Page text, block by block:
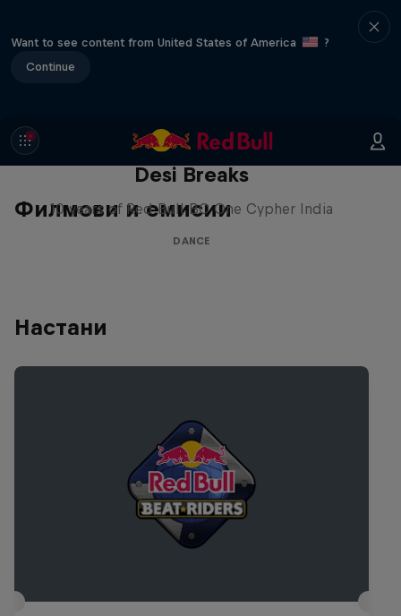
Want to see content from United States of America
?
Continue
Филмови и емисии
Desi Breaks
10 years of Red Bull BC One Cypher India
DANCE
Настани